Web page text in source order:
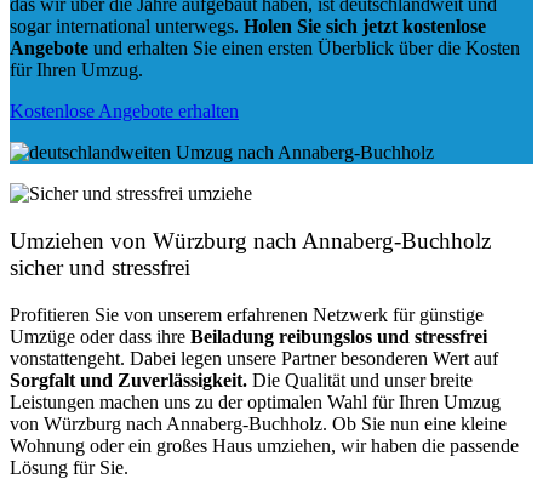
das wir über die Jahre aufgebaut haben, ist deutschlandweit und
sogar international unterwegs. Holen Sie sich jetzt kostenlose
Angebote und erhalten Sie einen ersten Überblick über die Kosten
für Ihren Umzug.
Kostenlose Angebote erhalten
Umziehen von Würzburg nach Annaberg-Buchholz
sicher und stressfrei
Profitieren Sie von unserem erfahrenen Netzwerk für günstige
Umzüge oder dass ihre Beiladung reibungslos und stressfrei
vonstattengeht. Dabei legen unsere Partner besonderen Wert auf
Sorgfalt und Zuverlässigkeit. Die Qualität und unser breite
Leistungen machen uns zu der optimalen Wahl für Ihren Umzug
von Würzburg nach Annaberg-Buchholz. Ob Sie nun eine kleine
Wohnung oder ein großes Haus umziehen, wir haben die passende
Lösung für Sie.